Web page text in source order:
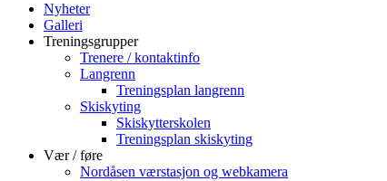
Nyheter
Galleri
Treningsgrupper
Trenere / kontaktinfo
Langrenn
Treningsplan langrenn
Skiskyting
Skiskytterskolen
Treningsplan skiskyting
Vær / føre
Nordåsen værstasjon og webkamera